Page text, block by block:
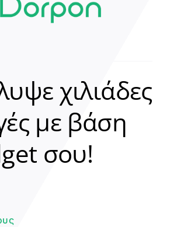
χιλιάδες
με βάση
σου!